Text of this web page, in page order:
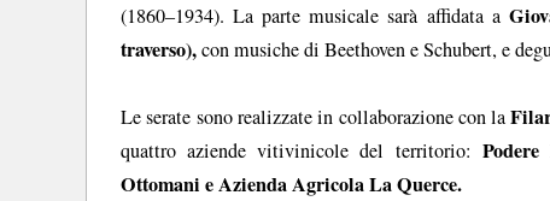
(1860–1934). La parte musicale sarà affidata a
traverso),con musiche di Beethoven e Schubert, e
Le serate sono realizzate in collaborazione con la
quattro aziende vitivinicole del territorio:
Ottomani e Azienda Agricola La Querce.